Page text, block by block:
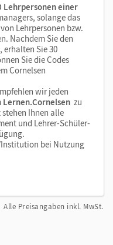
Lehrpersonen einer
solange das
Lehrpersonen bzw.
Nachdem Sie den
erhalten Sie 30
Sie die Codes
Cornelsen
wir jeden
Lernen.Cornelsen zu
stehen Ihnen alle
und Lehrer-Schüler-
bei Nutzung
Alle Preisangaben inkl. MwSt.